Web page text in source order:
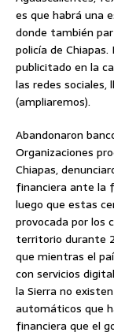
es que habrá una
donde también
policía de Chiapas.
publicitado en la
las redes
(ampliaremos).
Abandonaron
Organizaciones
Chiapas,
financiera ante la
luego que estas
provocada por los
territorio durante
que mientras el
con servicios
la Sierra no
automáticos que
financiera que el